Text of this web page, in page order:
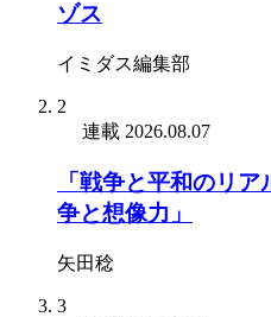
ゾス
イミダス編集部
2
連載 2026.08.07
「戦争と平和のリ
争と想像力」
矢田稔
3